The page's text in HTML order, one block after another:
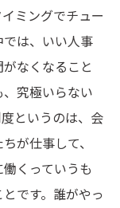
ミングでチュー
は、いい人事
なくなること
究極いらない
というのは、会
が仕事して、
くっていうも
です。誰がやっ